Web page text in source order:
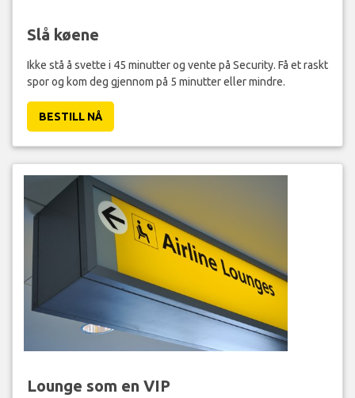
Slå køene
Ikke stå å svette i 45 minutter og vente på Security. Få et raskt
spor og kom deg gjennom på 5 minutter eller mindre.
BESTILL NÅ
Lounge som en VIP